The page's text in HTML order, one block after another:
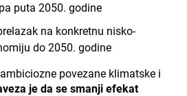
puta 2050. godine
na konkretnu nisko-
do 2050. godine
povezane klimatske i
je da se smanji efekat